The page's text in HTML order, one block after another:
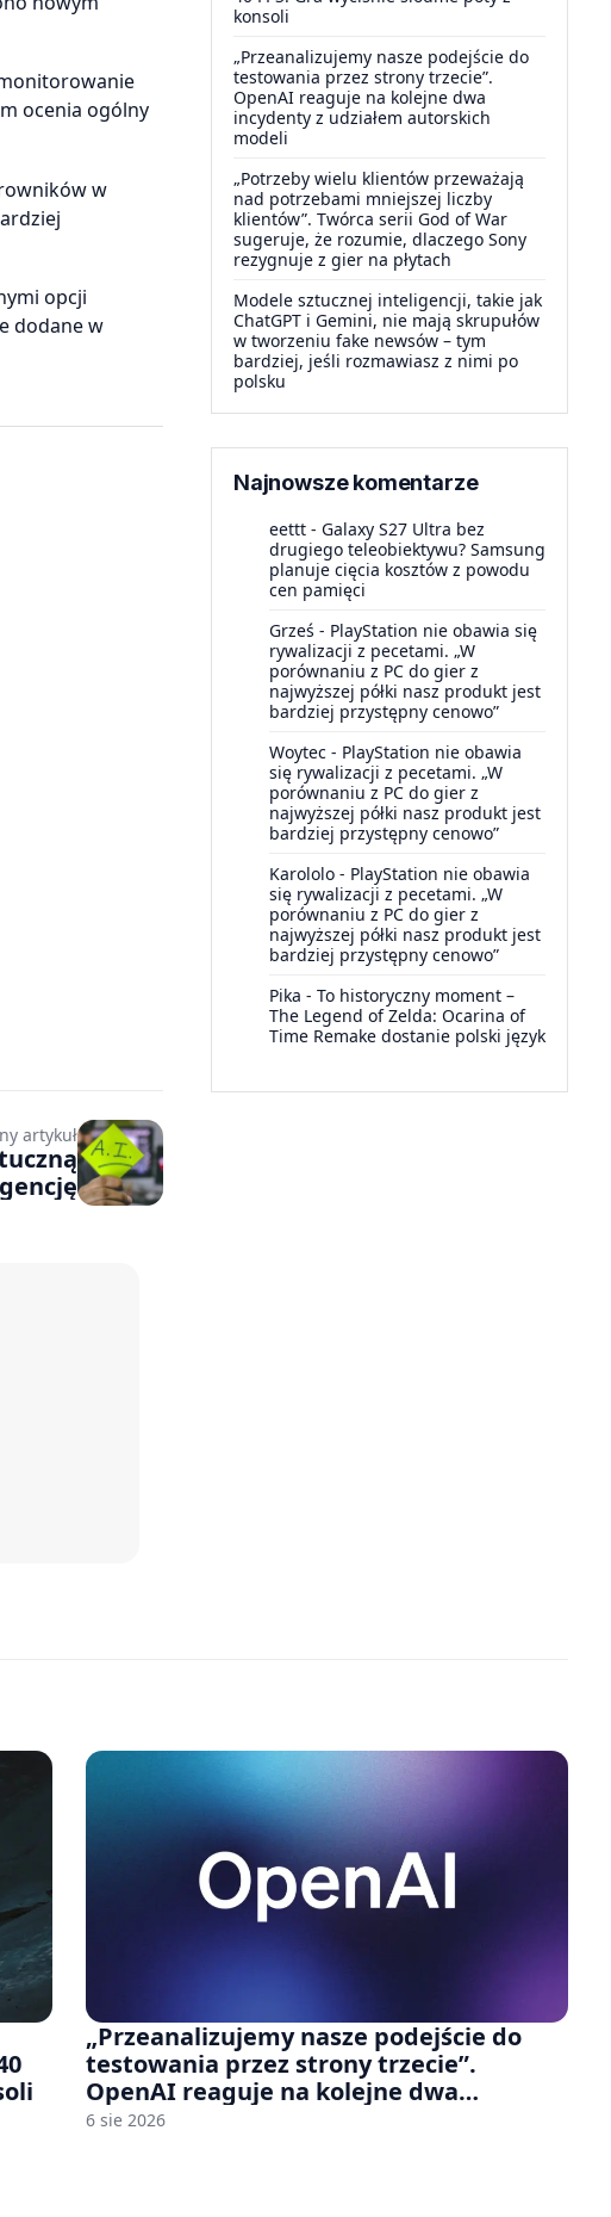
ocenia ogólny
w
opcji
dodane w
konsoli
„Przeanalizujemy nasze podejście do
testowania przez strony trzecie”.
OpenAI reaguje na kolejne dwa
incydenty z udziałem autorskich
modeli
„Potrzeby wielu klientów przeważają
nad potrzebami mniejszej liczby
klientów”. Twórca serii God of War
sugeruje, że rozumie, dlaczego Sony
rezygnuje z gier na płytach
Modele sztucznej inteligencji, takie jak
ChatGPT i Gemini, nie mają skrupułów
w tworzeniu fake newsów – tym
bardziej, jeśli rozmawiasz z nimi po
polsku
Najnowsze komentarze
eettt - Galaxy S27 Ultra bez
drugiego teleobiektywu? Samsung
planuje cięcia kosztów z powodu
cen pamięci
Grześ - PlayStation nie obawia się
rywalizacji z pecetami. „W
porównaniu z PC do gier z
najwyższej półki nasz produkt jest
bardziej przystępny cenowo”
Woytec - PlayStation nie obawia
się rywalizacji z pecetami. „W
porównaniu z PC do gier z
najwyższej półki nasz produkt jest
bardziej przystępny cenowo”
Karololo - PlayStation nie obawia
się rywalizacji z pecetami. „W
porównaniu z PC do gier z
najwyższej półki nasz produkt jest
bardziej przystępny cenowo”
Pika - To historyczny moment –
The Legend of Zelda: Ocarina of
Time Remake dostanie polski język
artykuł
„Przeanalizujemy nasze podejście do
testowania przez strony trzecie”.
OpenAI reaguje na kolejne dwa
incydenty z udziałem autorskich modeli
6 sie 2026